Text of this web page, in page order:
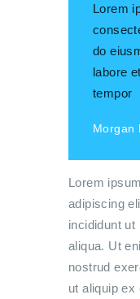
Lorem
do
labore
tempor
Morgan
Lorem
adipiscing
incididunt ut
aliqua. Ut
nostrud
ut aliquip ex